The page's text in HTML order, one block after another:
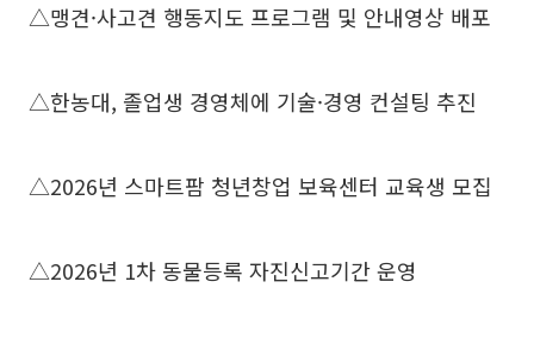
△맹견·사고견 행동지도 프로그램 및 안내영상 배포
△한농대, 졸업생 경영체에 기술·경영 컨설팅 추진
△2026년 스마트팜 청년창업 보육센터 교육생 모집
△2026년 1차 동물등록 자진신고기간 운영